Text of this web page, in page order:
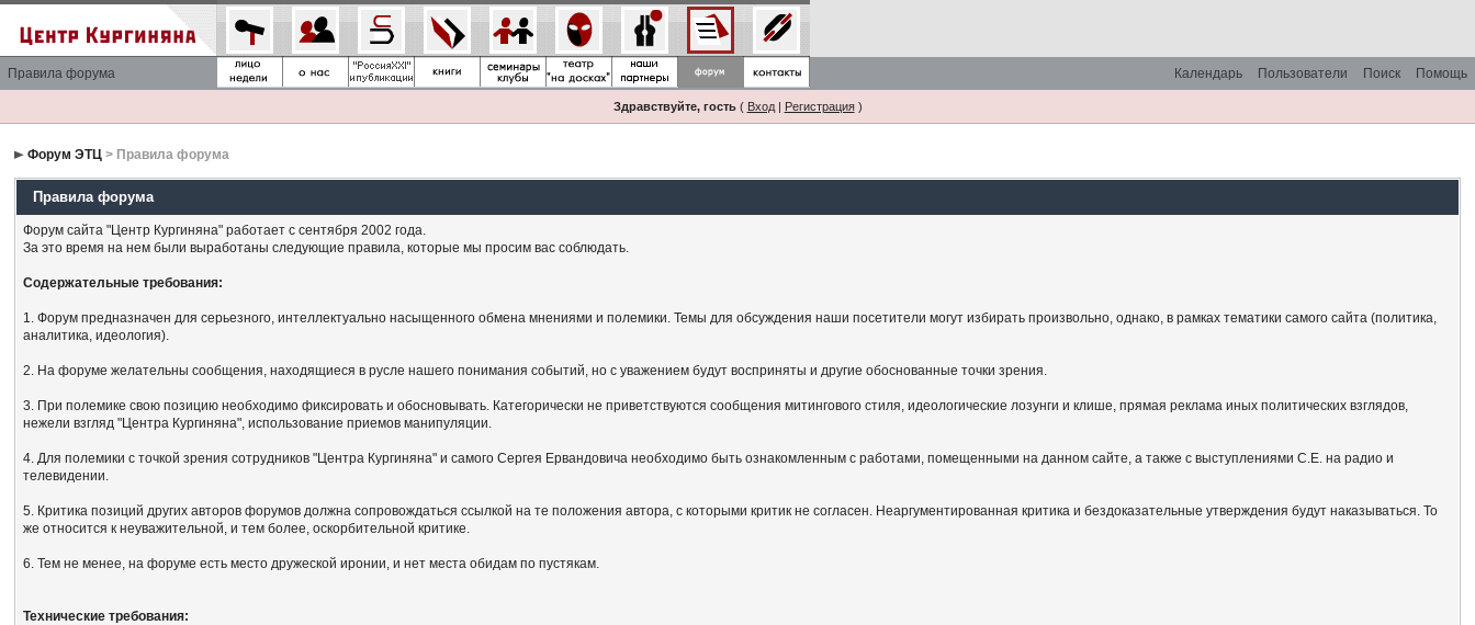
Правила форума Помощь
Поиск
Пользователи
Календарь
Здравствуйте, гость( Вход| Регистрация)
Форум ЭТЦ > Правила форума
Правила форума
Форум сайта "Центр Кургиняна" работает с сентября 2002 года.
За это время на нем были выработаны следующие правила, которые мы просим вас соблюдать.
Содержательные требования:
1. Форум предназначен для серьезного, интеллектуально насыщенного обмена мнениями и полемики. Темы для обсуждения наши посетители могут избирать произвольно, однако, в рамках тематики самого сайта (политика,
аналитика, идеология).
2. На форуме желательны сообщения, находящиеся в русле нашего понимания событий, но с уважением будут восприняты и другие обоснованные точки зрения.
3. При полемике свою позицию необходимо фиксировать и обосновывать. Категорически не приветствуются сообщения митингового стиля, идеологические лозунги и клише, прямая реклама иных политических взглядов,
нежели взгляд "Центра Кургиняна", использование приемов манипуляции.
4. Для полемики с точкой зрения сотрудников "Центра Кургиняна" и самого Сергея Ервандовича необходимо быть ознакомленным с работами, помещенными на данном сайте, а также с выступлениями С.Е. на радио и
телевидении.
5. Критика позиций других авторов форумов должна сопровождаться ссылкой на те положения автора, с которыми критик не согласен. Неаргументированная критика и бездоказательные утверждения будут наказываться. То
же относится к неуважительной, и тем более, оскорбительной критике.
6. Тем не менее, на форуме есть место дружеской иронии, и нет места обидам по пустякам.
Технические требования: